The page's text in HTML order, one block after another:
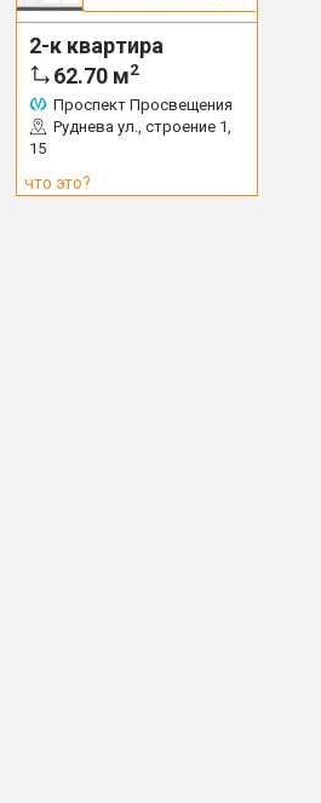
2-к квартира
62.70 м2
Проспект Просвещения
Руднева ул., строение 1,
15
что это?